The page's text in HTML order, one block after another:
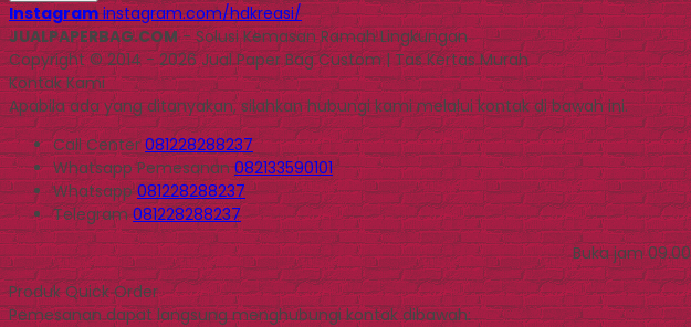
Instagram instagram.com/hdkreasi/
JUALPAPERBAG.COM- Solusi Kemasan Ramah Lingkungan
Copyright © 2014 - 2026 Jual Paper Bag Custom | Tas Kertas Murah
Kontak Kami
Apabila ada yang ditanyakan, silahkan hubungi kami melalui kontak di bawah ini.
Call Center081228288237
WhatsappPemesanan 082133590101
Whatsapp081228288237
Telegram081228288237
Buka jam
Produk Quick Order
Pemesanan dapat langsung menghubungi kontak dibawah: